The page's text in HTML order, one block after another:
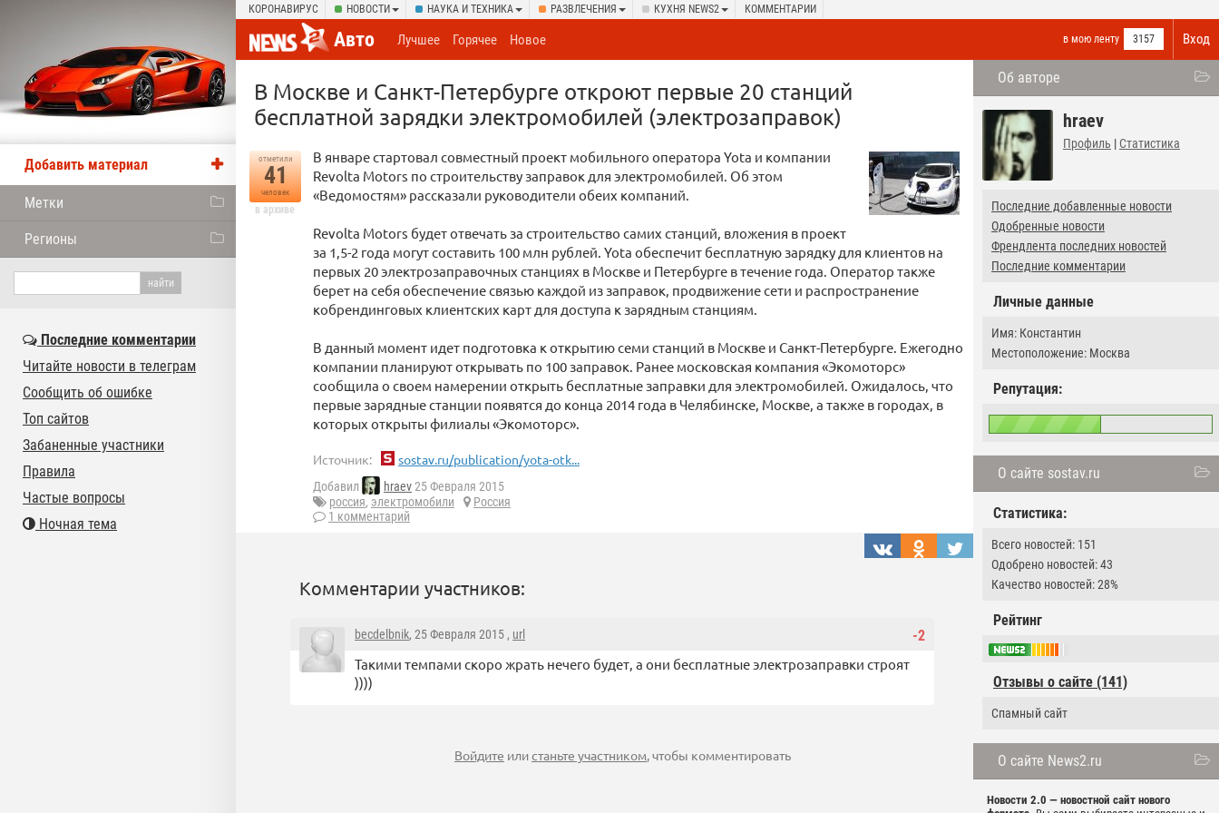
КОРОНАВИРУС НОВОСТИ НАУКА И ТЕХНИКА РАЗВЛЕЧЕНИЯ КУХНЯ NEWS2 КОММЕНТАРИИ
Вход
Авто в мою ленту 3157
Лучшее Горячее Новое
Об авторе
hraev
Профиль | Статистика
Последние добавленные новости
Одобренные новости
Френдлента последних новостей
Последние комментарии
Личные данные
Имя: Константин
Местоположение: Москва
Репутация:
О сайте sostav.ru
Статистика:
Всего новостей: 151
Одобрено новостей: 43
Качество новостей: 28%
Рейтинг
Отзывы о сайте (141)
Спамный сайт
О сайте News2.ru
Новости 2.0 — новостной сайт нового
В Москве и Санкт-Петербурге откроют первые 20 станций
бесплатной зарядки электромобилей (электрозаправок)
отметили
41
человек
в архиве
В январе стартовал совместный проект мобильного оператора Yota и компании
Revolta Motors по строительству заправок для электромобилей. Об этом
«Ведомостям» рассказали руководители обеих компаний.
Revolta Motors будет отвечать за строительство самих станций, вложения в проект
за 1,5-2 года могут составить 100 млн рублей. Yota обеспечит бесплатную зарядку для клиентов на
первых 20 электрозаправочных станциях в Москве и Петербурге в течение года. Оператор также
берет на себя обеспечение связью каждой из заправок, продвижение сети и распространение
кобрендинговых клиентских карт для доступа к зарядным станциям.
В данный момент идет подготовка к открытию семи станций в Москве и Санкт-Петербурге. Ежегодно
компании планируют открывать по 100 заправок. Ранее московская компания «Экомоторс»
сообщила о своем намерении открыть бесплатные заправки для электромобилей. Ожидалось, что
первые зарядные станции появятся до конца 2014 года в Челябинске, Москве, а также в городах, в
которых открыты филиалы «Экомоторс».
Источник: sostav.ru/publication/yota-otk...
Добавил hraev25 Февраля 2015
россия, электромобили
Россия
1 комментарий
Комментарии участников:
-2
becdelbnik, 25 Февраля 2015 , url
Такими темпами скоро жрать нечего будет, а они бесплатные электрозаправки строят
))))
Войдите илистаньте участником, чтобы комментировать
Добавить материал
Метки
Регионы
Последние комментарии
Читайте новости в телеграм
Сообщить об ошибке
Топ сайтов
Забаненные участники
Правила
Частые вопросы
Ночная тема